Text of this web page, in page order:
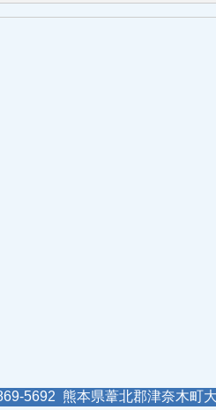
5692 熊本県葦北郡津奈木町